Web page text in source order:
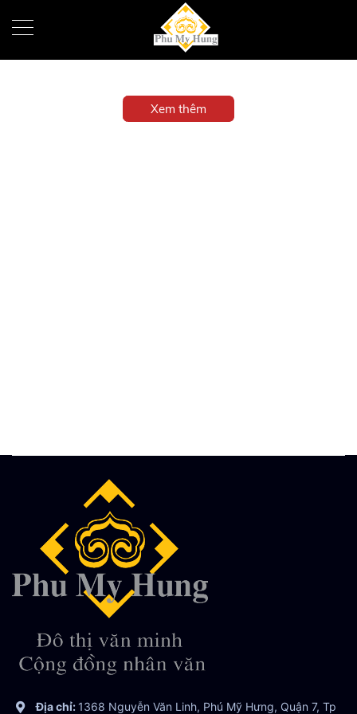
Xem thêm
Địa chỉ: 1368 Nguyễn Văn Linh, Phú Mỹ Hưng, Quận 7, Tp